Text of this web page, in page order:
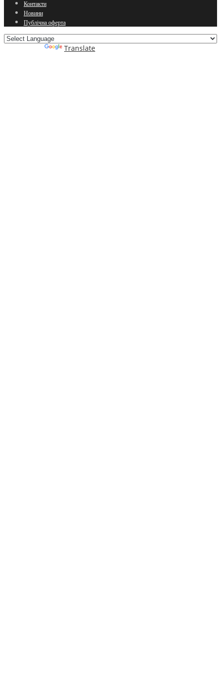
Контакти
Новини
Публічна оферта
Translate